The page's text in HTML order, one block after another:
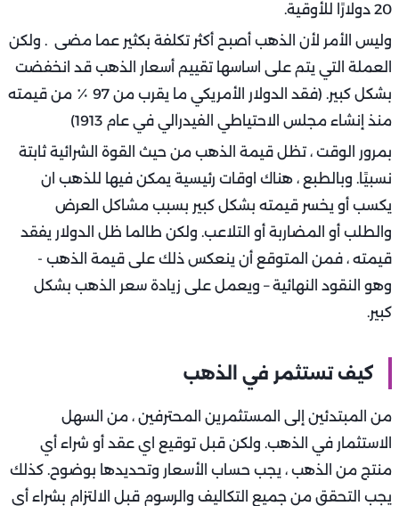
20 دولارًا للأوقية.
وليس الأمر لأن الذهب أصبح أكثر تكلفة بكثير عما مضى . ولكن
العملة التي يتم على اساسها تقييم أسعار الذهب قد انخفضت
بشكل كبير. (فقد الدولار الأمريكي ما يقرب من 97 ٪ من قيمته
منذ إنشاء مجلس الاحتياطي الفيدرالي في عام 1913)
بمرور الوقت ، تظل قيمة الذهب من حيث القوة الشرائية ثابتة
نسبيًا. وبالطبع ، هناك اوقات رئيسية يمكن فيها للذهب ان
يكسب أو يخسر قيمته بشكل كبير بسبب مشاكل العرض
والطلب أو المضاربة أو التلاعب. ولكن طالما ظل الدولار يفقد
قيمته ، فمن المتوقع أن ينعكس ذلك على قيمة الذهب -
وهو النقود النهائية – ويعمل على زيادة سعر الذهب بشكل
كبير.
كيف تستثمر في الذهب
من المبتدئين إلى المستثمرين المحترفين ، من السهل
الاستثمار في الذهب. ولكن قبل توقيع اي عقد أو شراء أي
منتج من الذهب ، يجب حساب الأسعار وتحديدها بوضوح. كذلك
يجب التحقق من جميع التكاليف والرسوم قبل الالتزام بشراء أي